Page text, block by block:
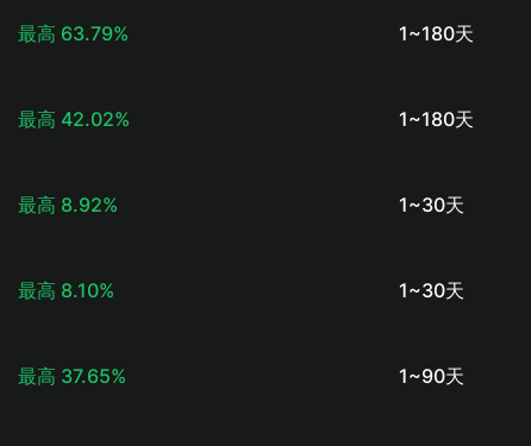
最高 63.79% 1~180天
最高 42.02% 1~180天
最高 8.92% 1~30天
最高 8.10% 1~30天
最高 37.65% 1~90天